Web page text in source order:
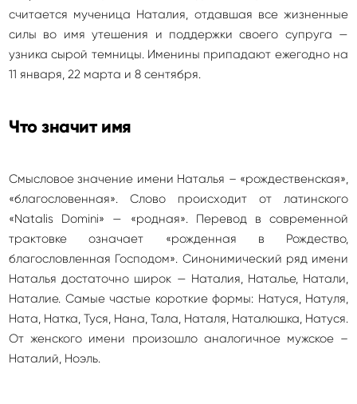
считается мученица Наталия, отдавшая все жизненные
силы во имя утешения и поддержки своего супруга —
узника сырой темницы. Именины припадают ежегодно на
11 января, 22 марта и 8 сентября.
Что значит имя
Смысловое значение имени Наталья – «рождественская»,
«благословенная». Слово происходит от латинского
«Natalis Domini» — «родная». Перевод в современной
трактовке означает «рожденная в Рождество,
благословленная Господом». Синонимический ряд имени
Наталья достаточно широк — Наталия, Наталье, Натали,
Наталие. Самые частые короткие формы: Натуся, Натуля,
Ната, Натка, Туся, Нана, Тала, Наталя, Наталюшка, Натуся.
От женского имени произошло аналогичное мужское –
Наталий, Ноэль.